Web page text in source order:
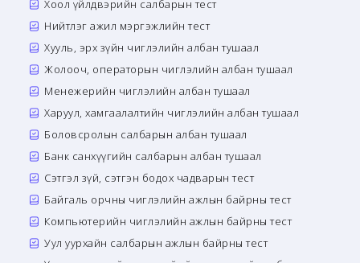
Хоол үйлдвэрийн салбарын тест
Нийтлэг ажил мэргэжлийн тест
Хууль, эрх зүйн чиглэлийн албан тушаал
Жолооч, операторын чиглэлийн албан тушаал
Менежерийн чиглэлийн албан тушаал
Харуул, хамгаалалтийн чиглэлийн албан тушаал
Боловсролын салбарын албан тушаал
Банк санхүүгийн салбарын албан тушаал
Сэтгэл зүй, сэтгэн бодох чадварын тест
Байгаль орчны чиглэлийн ажлын байрны тест
Компьютерийн чиглэлийн ажлын байрны тест
Уул уурхайн салбарын ажлын байрны тест